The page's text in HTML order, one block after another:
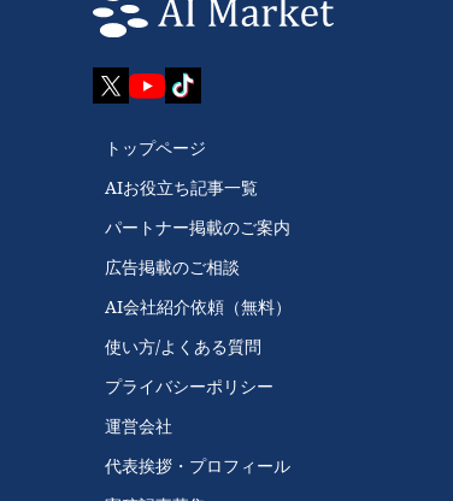
トップページ
AIお役立ち記事一覧
パートナー掲載のご案内
広告掲載のご相談
AI会社紹介依頼（無料）
使い方/よくある質問
プライバシーポリシー
運営会社
代表挨拶・プロフィール